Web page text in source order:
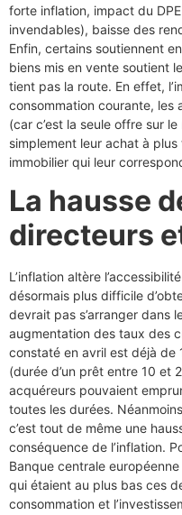
forte inflation, impact du
invendables), baisse des
Enfin, certains soutiennent
biens mis en vente soutient
tient pas la route. En effet,
consommation courante, les
(car c’est la seule offre sur
simplement leur achat à
immobilier qui leur
La hausse
directeurs
L’inflation altère
désormais plus difficile
devrait pas s’arranger dans
augmentation des taux des
constaté en avril est déjà de
(durée d’un prêt entre 10 et
acquéreurs pouvaient
toutes les durées.
c’est tout de même une
conséquence de l’inflation.
Banque centrale
qui étaient au plus bas ces
consommation et